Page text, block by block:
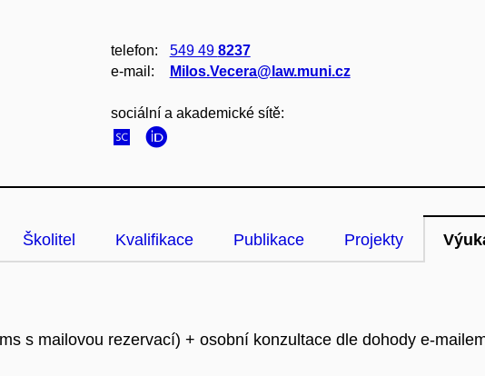
telefon: 549 49 8237
e‑mail:
Milos.Vecera@law.muni.cz
sociální a akademické sítě:
Školitel Kvalifikace Publikace Projekty
s mailovou rezervací) + osobní konzultace dle dohody e-